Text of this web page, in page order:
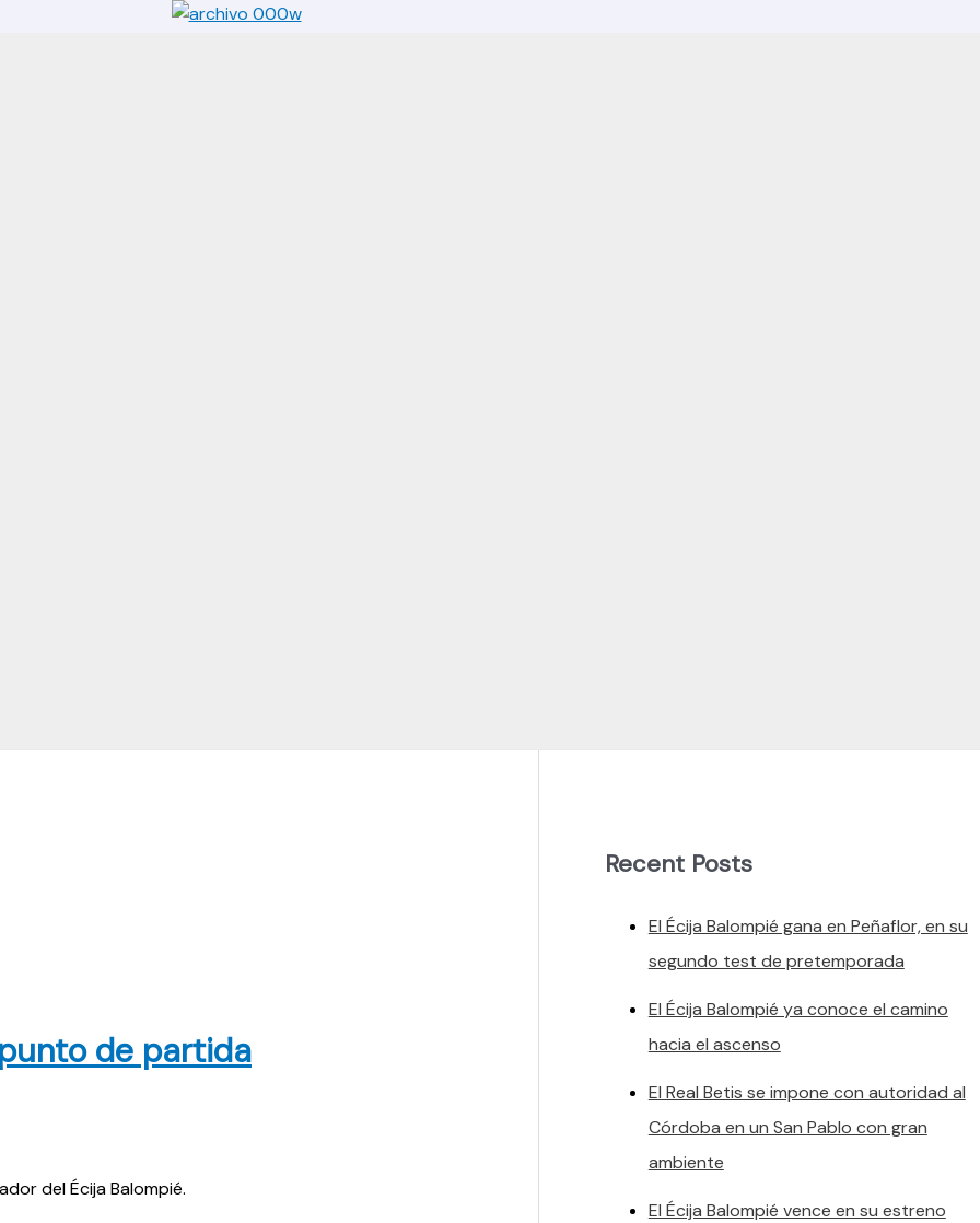
de partida
del Écija Balompié.
Recent Posts
El Écija Balompié gana en Peñaflor, en su
segundo test de pretemporada
El Écija Balompié ya conoce el camino
hacia el ascenso
El Real Betis se impone con autoridad al
Córdoba en un San Pablo con gran
ambiente
El Écija Balompié vence en su estreno